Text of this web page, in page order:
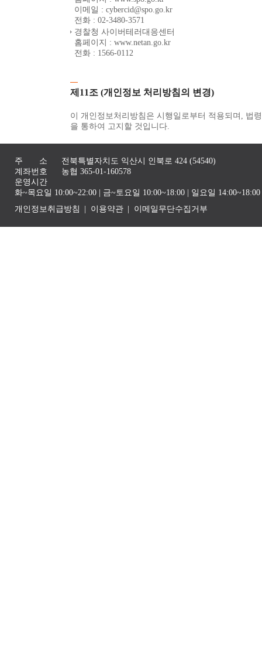
이메일 : cybercid@spo.go.kr
전화 : 02-3480-3571
경찰청 사이버테러대응센터
홈페이지 : www.netan.go.kr
전화 : 1566-0112
제11조 (개인정보 처리방침의 변경)
이 개인정보처리방침은 시행일로부터 적용되며, 법
을 통하여 고지할 것입니다.
주 소
전북특별자치도 익산시 인북로 424 (54540)
계좌번호
농협 365-01-160578
운영시간
화~목요일 10:00~22:00 | 금~토요일 10:00~18:00 | 일요일
개인정보취급방침
이용약관 이메일무단수집거부